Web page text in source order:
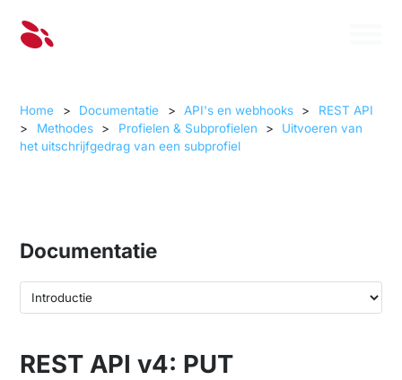
Home > Documentatie > API's en webhooks >
REST API
>
Methodes > Profielen & Subprofielen >
Uitvoeren van
het uitschrijfgedrag van een subprofiel
Documentatie
REST API v4: PUT